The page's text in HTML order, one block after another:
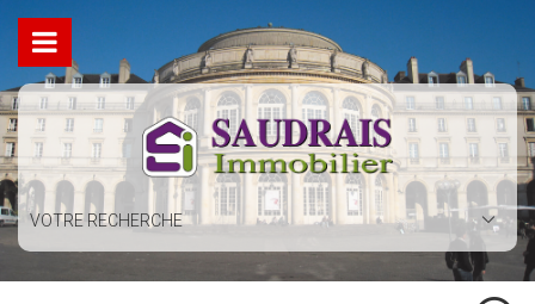
VOTRE RECHERCHE